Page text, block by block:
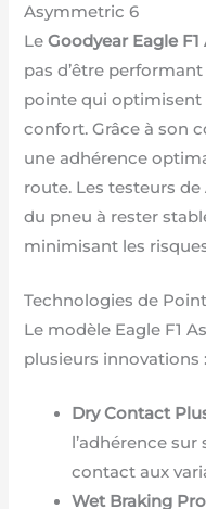
Asymmetric 6
LeGoodyear Eagle
pas d’être
pointe qui optimisent
confort. Grâce à son
une adhérence
route. Les testeurs de
du pneu à rester
minimisant les
Technologies de
Le modèle Eagle F1
plusieurs innovations :
Dry Contact
l’adhérence
contact aux
Wet Braking Pro